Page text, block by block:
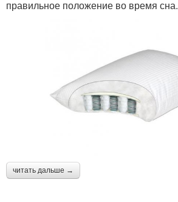
правильное положение во время сна.
читать дальше →